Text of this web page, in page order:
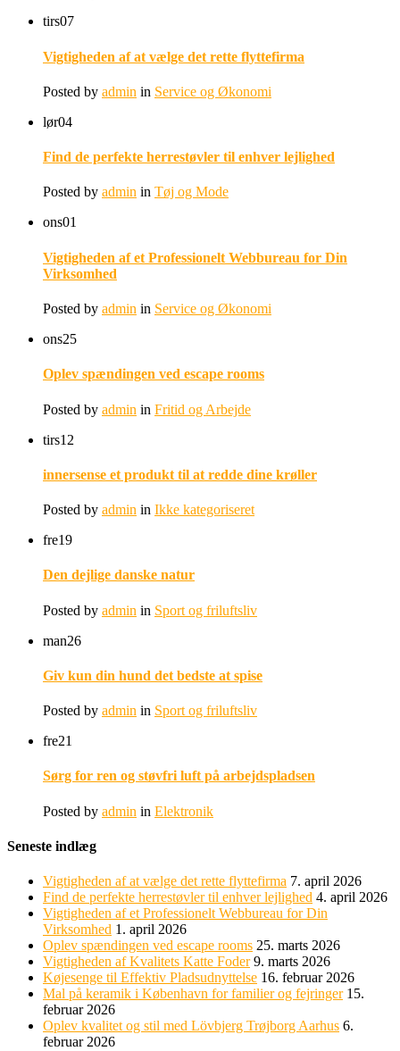
tirs07
Vigtigheden af at vælge det rette flyttefirma
Posted by admin in Service og Økonomi
lør04
Find de perfekte herrestøvler til enhver lejlighed
Posted by admin in Tøj og Mode
ons01
Vigtigheden af et Professionelt Webbureau for Din
Virksomhed
Posted by admin in Service og Økonomi
ons25
Oplev spændingen ved escape rooms
Posted by admin in Fritid og Arbejde
tirs12
innersense et produkt til at redde dine krøller
Posted by admin in Ikke kategoriseret
fre19
Den dejlige danske natur
Posted by admin in Sport og friluftsliv
man26
Giv kun din hund det bedste at spise
Posted by admin in Sport og friluftsliv
fre21
Sørg for ren og støvfri luft på arbejdspladsen
Posted by admin in Elektronik
Seneste indlæg
Vigtigheden af at vælge det rette flyttefirma 7. april 2026
Find de perfekte herrestøvler til enhver lejlighed 4. april 2026
Vigtigheden af et Professionelt Webbureau for Din
Virksomhed 1. april 2026
Oplev spændingen ved escape rooms 25. marts 2026
Vigtigheden af Kvalitets Katte Foder 9. marts 2026
Køjesenge til Effektiv Pladsudnyttelse 16. februar 2026
Mal på keramik i København for familier og fejringer 15.
februar 2026
Oplev kvalitet og stil med Lövbjerg Trøjborg Aarhus 6.
februar 2026